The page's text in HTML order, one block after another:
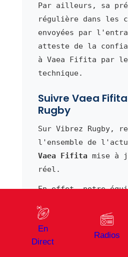
Par ailleurs, sa
régulière dans les
envoyées par
atteste de la
à Vaea Fifita par
technique.
Suivre Vaea
Rugby
Sur Vibrez Rugby,
l'ensemble de
Vaea Fifita mise à
réel.
En effet, notre
performances de ce
ligne de US
régulièrement des
En
Direct
Radios